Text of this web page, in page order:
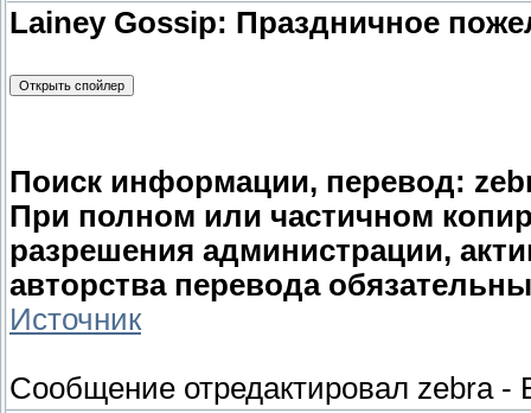
Lainey Gossip: Праздничное
Поиск информации, перевод:
При полном или частичном
разрешения администрации,
авторства перевода
Источник
Сообщение отредактировал zebra-